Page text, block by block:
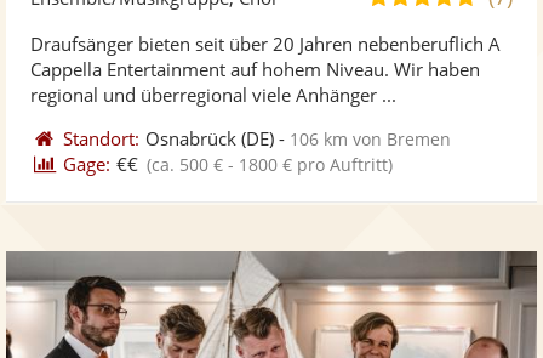
Fotos
5
Draufsänger bieten seit über 20 Jahren nebenberuflich A
Cappella Entertainment auf hohem Niveau. Wir haben
regional und überregional viele Anhänger ...
Standort: Osnabrück (DE) - 106 km von Bremen
Gage: €€ (ca. 500 € - 1800 € pro Auftritt)